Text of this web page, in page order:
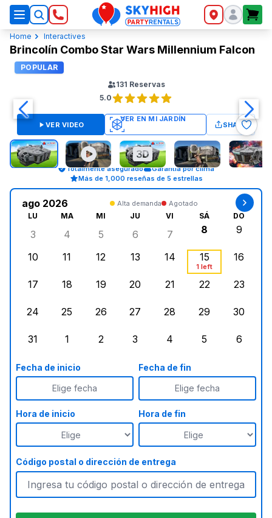
SkyHigh Logo
Home Interactives
Brincolín Combo Star Wars Millennium Falcon
POPULAR
131 Reservas
5.0
VER VIDEO SHARE
Totalmente asegurado
Garantía por clima
Más de 1,000 reseñas de 5 estrellas
ago 2026 Alta demanda Agotado
LU MA MI JU VI SÁ DO
lunes, agosto 3, 2026
3
martes, agosto 4, 2026
4
miércoles, agosto 5, 2026
5
jueves, agosto 6, 2026
6
viernes, agosto 7,
7
8
9
10
11
miércoles, agosto 12, 2026
12
jueves, agosto 13, 2026
13
viernes, agosto 14,
14
sábado,
15
1 left
16
17
18
19
20
21
22
23
24
25
26
27
28
29
30
31
1
2
3
4
5
6
Fecha de inicio
Elige fecha
Fecha de fin
Elige fecha
Hora de inicio Hora de fin
Código postal o dirección de entrega